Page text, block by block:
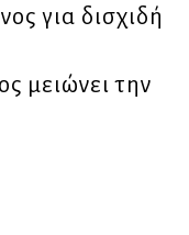
για δισχιδή
μειώνει την